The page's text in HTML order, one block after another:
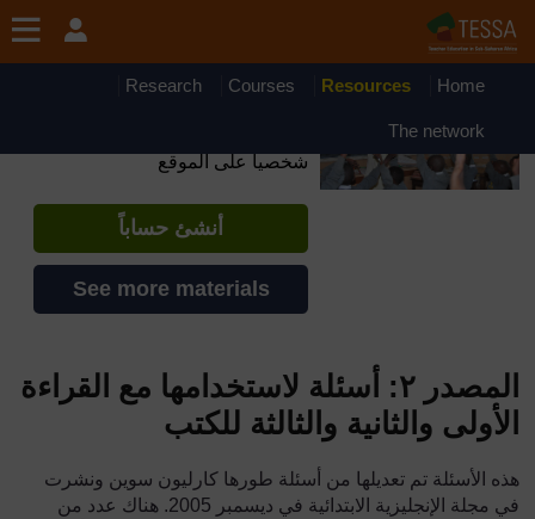
تجاوز إلى المحتوى الرئيسي
OpenLearn Create will be unavailable on Wednesday 12
August 2026 from 8am to 10.30am (GMT) due to routine
Home
Resources
Courses
Research
The network
شخصياً على الموقع
أنشئ حساباً
See more materials
المصدر ٢: أسئلة لاستخدامها مع القراءة
الأولى والثانية والثالثة للكتب
هذه الأسئلة تم تعديلها من أسئلة طورها كارليون سوين ونشرت
في مجلة الإنجليزية الابتدائية في ديسمبر 2005. هناك عدد من